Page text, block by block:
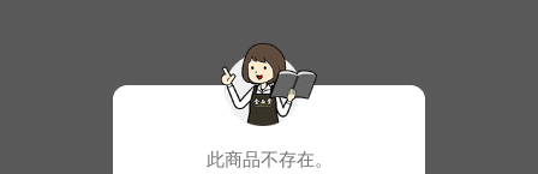
此商品不存在。